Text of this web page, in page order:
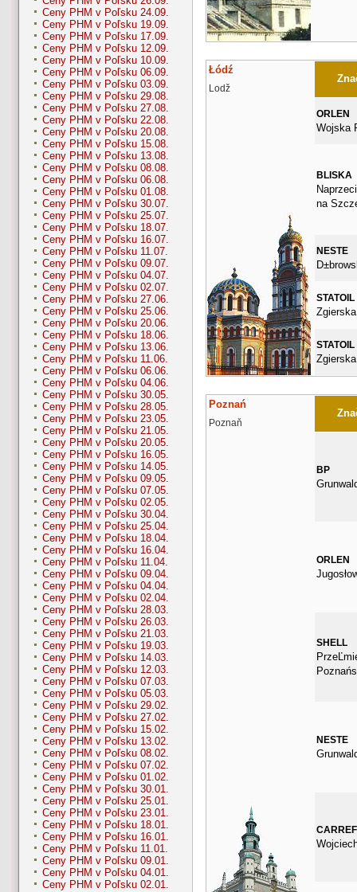
Ceny PHM v Poľsku 24.09.
Ceny PHM v Poľsku 19.09.
Ceny PHM v Poľsku 17.09.
Ceny PHM v Poľsku 12.09.
Ceny PHM v Poľsku 10.09.
Ceny PHM v Poľsku 06.09.
Ceny PHM v Poľsku 03.09.
Ceny PHM v Poľsku 29.08.
Ceny PHM v Poľsku 27.08.
Ceny PHM v Poľsku 22.08.
Ceny PHM v Poľsku 20.08.
Ceny PHM v Poľsku 15.08.
Ceny PHM v Poľsku 13.08.
Ceny PHM v Poľsku 08.08.
Ceny PHM v Poľsku 06.08.
Ceny PHM v Poľsku 01.08.
Ceny PHM v Poľsku 30.07.
Ceny PHM v Poľsku 25.07.
Ceny PHM v Poľsku 18.07.
Ceny PHM v Poľsku 16.07.
Ceny PHM v Poľsku 11.07.
Ceny PHM v Poľsku 09.07.
Ceny PHM v Poľsku 04.07.
Ceny PHM v Poľsku 02.07.
Ceny PHM v Poľsku 27.06.
Ceny PHM v Poľsku 25.06.
Ceny PHM v Poľsku 20.06.
Ceny PHM v Poľsku 18.06.
Ceny PHM v Poľsku 13.06.
Ceny PHM v Poľsku 11.06.
Ceny PHM v Poľsku 06.06.
Ceny PHM v Poľsku 04.06.
Ceny PHM v Poľsku 30.05.
Ceny PHM v Poľsku 28.05.
Ceny PHM v Poľsku 23.05.
Ceny PHM v Poľsku 21.05.
Ceny PHM v Poľsku 20.05.
Ceny PHM v Poľsku 16.05.
Ceny PHM v Poľsku 14.05.
Ceny PHM v Poľsku 09.05.
Ceny PHM v Poľsku 07.05.
Ceny PHM v Poľsku 02.05.
Ceny PHM v Poľsku 30.04.
Ceny PHM v Poľsku 25.04.
Ceny PHM v Poľsku 18.04.
Ceny PHM v Poľsku 16.04.
Ceny PHM v Poľsku 11.04.
Ceny PHM v Poľsku 09.04.
Ceny PHM v Poľsku 04.04.
Ceny PHM v Poľsku 02.04.
Ceny PHM v Poľsku 28.03.
Ceny PHM v Poľsku 26.03.
Ceny PHM v Poľsku 21.03.
Ceny PHM v Poľsku 19.03.
Ceny PHM v Poľsku 14.03.
Ceny PHM v Poľsku 12.03.
Ceny PHM v Poľsku 07.03.
Ceny PHM v Poľsku 05.03.
Ceny PHM v Poľsku 29.02.
Ceny PHM v Poľsku 27.02.
Ceny PHM v Poľsku 15.02.
Ceny PHM v Poľsku 13.02.
Ceny PHM v Poľsku 08.02.
Ceny PHM v Poľsku 07.02.
Ceny PHM v Poľsku 01.02.
Ceny PHM v Poľsku 30.01.
Ceny PHM v Poľsku 25.01.
Ceny PHM v Poľsku 23.01.
Ceny PHM v Poľsku 18.01.
Ceny PHM v Poľsku 16.01.
Ceny PHM v Poľsku 11.01.
Ceny PHM v Poľsku 09.01.
Ceny PHM v Poľsku 04.01.
Ceny PHM v Poľsku 02.01.
Łódź
Lodž
ORLEN
Wojska
BLISKA
na
NESTE
STATOIL
STATOIL
Poznań
Poznaň
BP
ORLEN
SHELL
NESTE